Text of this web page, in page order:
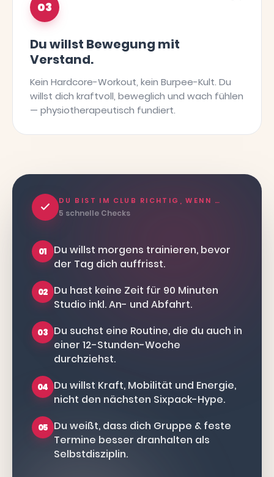
03
Du willst Bewegung mit
Verstand.
Kein Hardcore-Workout, kein Burpee-Kult. Du
willst dich kraftvoll, beweglich und wach fühlen
— physiotherapeutisch fundiert.
DU BIST IM CLUB RICHTIG, WENN …
5 schnelle Checks
01
Du willst morgens trainieren, bevor
der Tag dich auffrisst.
02 Du hast keine Zeit für 90 Minuten
Studio inkl. An- und Abfahrt.
03 Du suchst eine Routine, die du auch in
einer 12-Stunden-Woche
durchziehst.
04 Du willst Kraft, Mobilität und Energie,
nicht den nächsten Sixpack-Hype.
05 Du weißt, dass dich Gruppe & feste
Termine besser dranhalten als
Selbstdisziplin.